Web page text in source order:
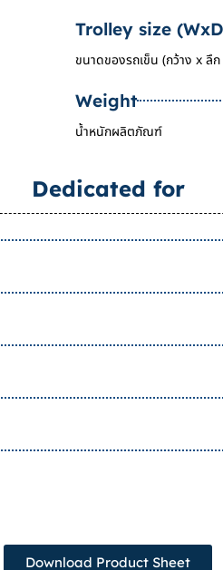
Trolley size
ขนาดของรถเข็น (กว้าง x ลึ
Weight
น้ำหนักผลิตภัณฑ์
Dedicated for
Download Product Sheet